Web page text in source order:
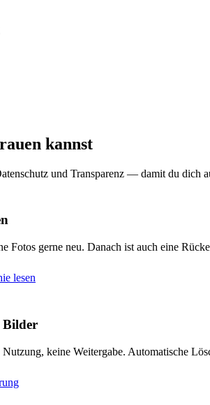
kannst
und Transparenz — damit du dich
Fotos gerne neu. Danach ist auch eine
lesen
Bilder
keine Weitergabe. Automatische